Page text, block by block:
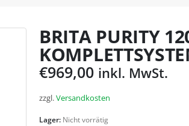
BRITA PURITY
€969,00 inkl. MwSt.
zzgl.Versandkosten
Lager: Nicht vorrätig